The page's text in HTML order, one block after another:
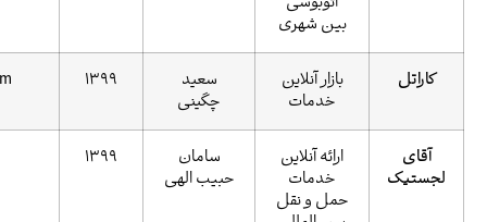
بازار آنلاین
سعید
چگینی
1399
karatell.com
ارائه آنلاین
خدمات
سامان
حبیب الهی
1399